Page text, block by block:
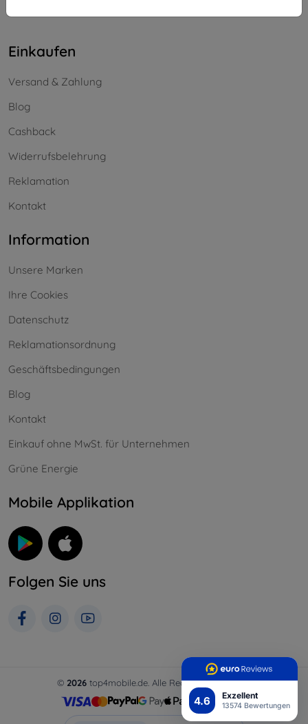
4.6 Exzellent
13574 Bewertungen
Einkaufen
Versand & Zahlung
Blog
Cashback
Widerrufsbelehrung
Reklamation
Kontakt
Information
Unsere Marken
Ihre Cookies
Datenschutz
Reklamationsordnung
Geschäftsbedingungen
Blog
Kontakt
Einkauf ohne MwSt. für Unternehmen
Grüne Energie
Mobile Applikation
Folgen Sie uns
© 2026 top4mobile.de. Alle Rechte vorbehalten.